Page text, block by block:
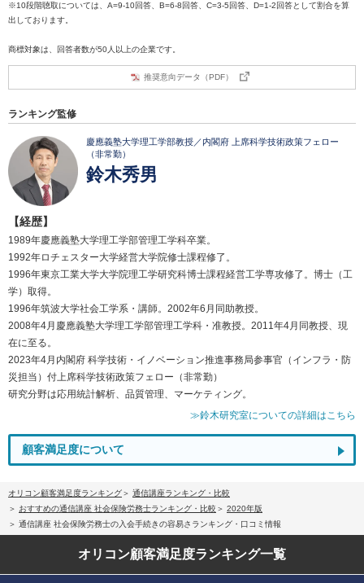
※10段階聴取については、A=9-10回答、B=6-8回答、C=3-5回答、D=1-2回答として割合を算
出しております。
商標対象は、回答者数が50人以上の企業です。
推奨意向データ（PDF）
ランキング監修
慶應義塾大学理工学部教授／内閣府 上席科学技術政策フェロー
（非常勤）
鈴木秀男
【経歴】
1989年慶應義塾大学理工学部管理工学科卒業。
1992年ロチェスター大学経営大学院修士課程修了。
1996年東京工業大学大学院理工学研究科博士課程経営工学専攻修了。博士（工
学）取得。
1996年筑波大学社会工学系・講師。2002年6月同助教授。
2008年4月慶應義塾大学理工学部管理工学科・准教授。2011年4月同教授、現
在に至る。
2023年4月内閣府 科学技術・イノベーション推進事務局参事官（インフラ・防
災担当）付上席科学技術政策フェロー（非常勤）
研究分野は応用統計解析、品質管理、マーケティング。
≫鈴木研究室についての詳細はこちら
顧客満足度について
オリコン顧客満足度ランキング
通信講座ランキング・比較
おすすめの通信講座 社会保険労務士ランキング・比較
2020年版
通信講座 社会保険労務士の入会手続きの容易さランキング・口コミ情報
オリコン顧客満足度ランキング一覧